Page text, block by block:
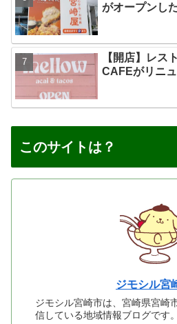
がオープンし
【開店】レス
CAFEがリニ
このサイトは？
ジモシル宮
ジモシル宮崎市は、宮崎県宮崎
信している地域情報ブログです。